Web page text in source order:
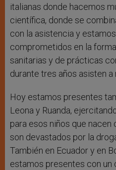
italianas donde hacemos
científica, donde se
con la asistencia y
comprometidos en la
sanitarias y de prácticas
durante tres años asisten
Hoy estamos presentes
Leona y Ruanda,
para esos niños que
son devastados por la
También en Ecuador y en
estamos presentes con un